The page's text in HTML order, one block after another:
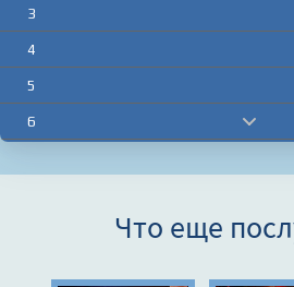
3
4
5
6
Что еще